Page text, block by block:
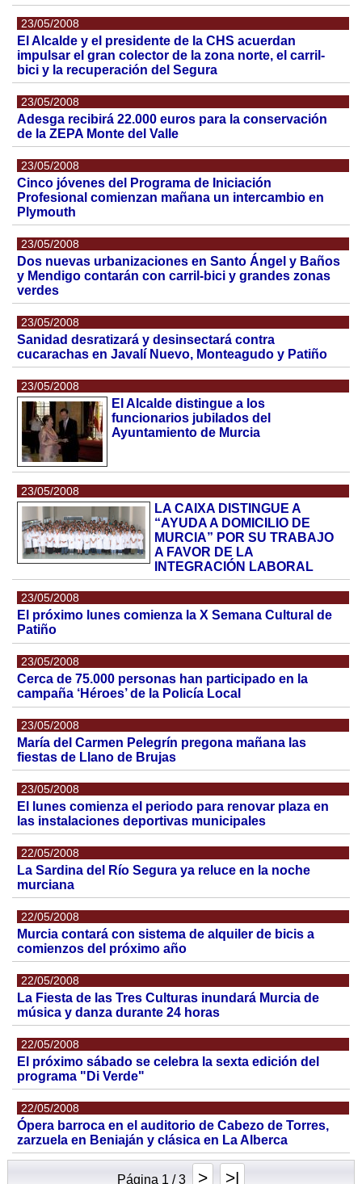
23/05/2008
El Alcalde y el presidente de la CHS acuerdan
impulsar el gran colector de la zona norte, el carril-
bici y la recuperación del Segura
23/05/2008
Adesga recibirá 22.000 euros para la conservación
de la ZEPA Monte del Valle
23/05/2008
Cinco jóvenes del Programa de Iniciación
Profesional comienzan mañana un intercambio en
Plymouth
23/05/2008
Dos nuevas urbanizaciones en Santo Ángel y Baños
y Mendigo contarán con carril-bici y grandes zonas
verdes
23/05/2008
Sanidad desratizará y desinsectará contra
cucarachas en Javalí Nuevo, Monteagudo y Patiño
23/05/2008
El Alcalde distingue a los
funcionarios jubilados del
Ayuntamiento de Murcia
23/05/2008
LA CAIXA DISTINGUE A
“AYUDA A DOMICILIO DE
MURCIA” POR SU TRABAJO
A FAVOR DE LA
INTEGRACIÓN LABORAL
23/05/2008
El próximo lunes comienza la X Semana Cultural de
Patiño
23/05/2008
Cerca de 75.000 personas han participado en la
campaña ‘Héroes’ de la Policía Local
23/05/2008
María del Carmen Pelegrín pregona mañana las
fiestas de Llano de Brujas
23/05/2008
El lunes comienza el periodo para renovar plaza en
las instalaciones deportivas municipales
22/05/2008
La Sardina del Río Segura ya reluce en la noche
murciana
22/05/2008
Murcia contará con sistema de alquiler de bicis a
comienzos del próximo año
22/05/2008
La Fiesta de las Tres Culturas inundará Murcia de
música y danza durante 24 horas
22/05/2008
El próximo sábado se celebra la sexta edición del
programa "Di Verde"
22/05/2008
Ópera barroca en el auditorio de Cabezo de Torres,
zarzuela en Beniaján y clásica en La Alberca
Página 1 / 3 > >|